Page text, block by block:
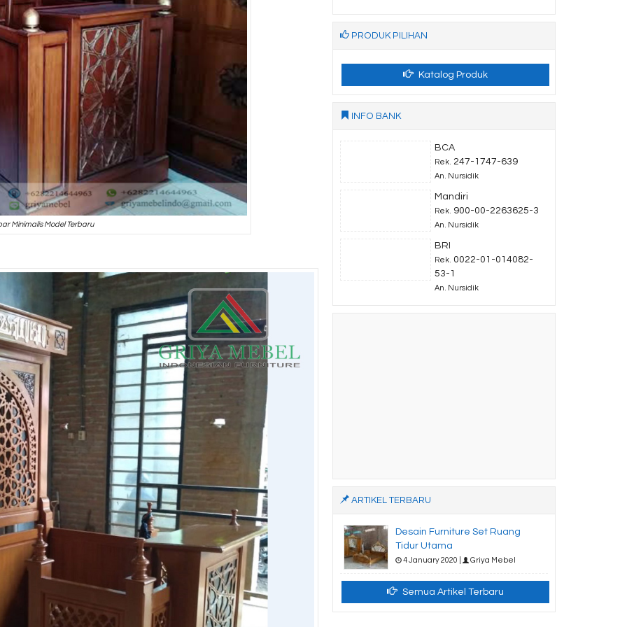
Minimalis Model Terbaru
PRODUK PILIHAN
Katalog Produk
INFO BANK
BCA
Rek. 247-1747-639
An. Nursidik
Mandiri
Rek. 900-00-2263625-3
An. Nursidik
BRI
Rek.
0022-01-014082-
53-1
An. Nursidik
ARTIKEL TERBARU
Desain Furniture Set Ruang
Tidur Utama
4 January 2020 | Griya Mebel
Semua Artikel Terbaru